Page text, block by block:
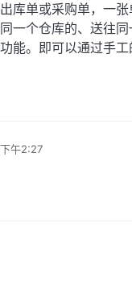
库单或采购单，一
一个仓库的、送往
能。即可以通过手
午2:27